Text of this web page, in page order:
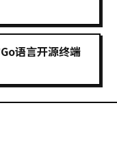
语言开源终端